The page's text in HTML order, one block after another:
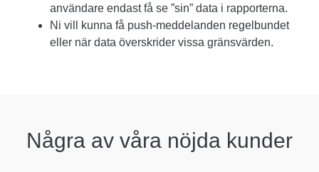
användare endast få se ”sin” data i rapporterna.
Ni vill kunna få push-meddelanden regelbundet
eller när data överskrider vissa gränsvärden.
Några av våra nöjda kunder